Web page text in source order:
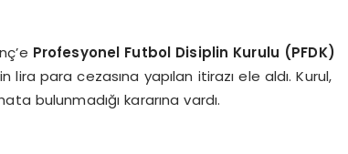
Profesyonel Futbol Disiplin Kurulu (PFDK)
para cezasına yapılan itirazı ele aldı. Kurul,
bulunmadığı kararına vardı.